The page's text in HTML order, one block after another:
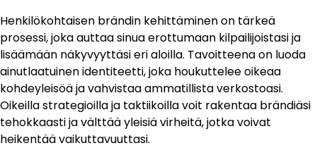
Henkilökohtaisen brändin kehittäminen on tärkeä
prosessi, joka auttaa sinua erottumaan kilpailijoistasi ja
lisäämään näkyvyyttäsi eri aloilla. Tavoitteena on luoda
ainutlaatuinen identiteetti, joka houkuttelee oikeaa
kohdeyleisöä ja vahvistaa ammatillista verkostoasi.
Oikeilla strategioilla ja taktiikoilla voit rakentaa brändiäsi
tehokkaasti ja välttää yleisiä virheitä, jotka voivat
heikentää vaikuttavuuttasi.